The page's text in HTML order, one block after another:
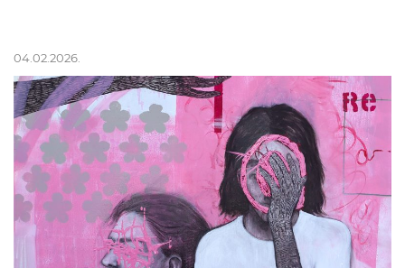
04.02.2026.